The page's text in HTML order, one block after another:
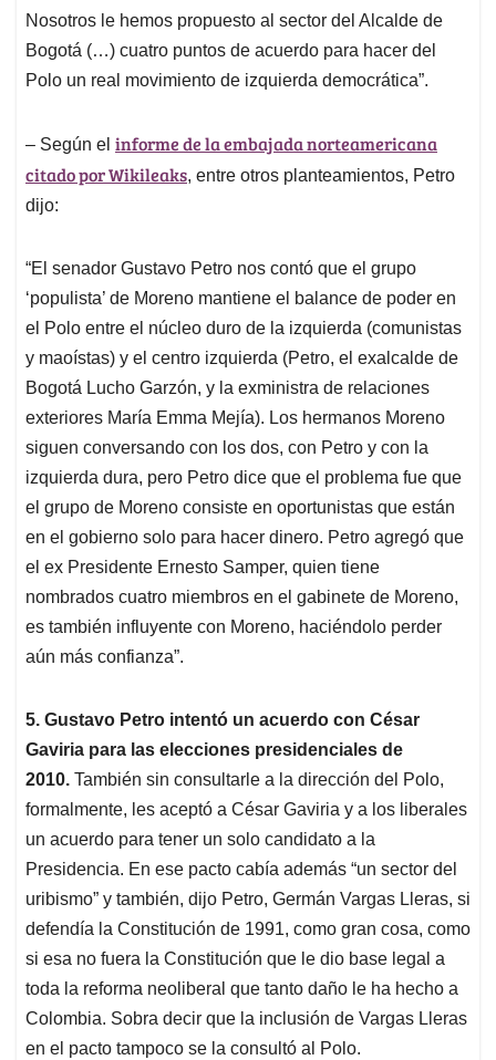
Nosotros le hemos propuesto al sector del Alcalde de
Bogotá (…) cuatro puntos de acuerdo para hacer del
Polo un real movimiento de izquierda democrática”.
– Según el informe de la embajada norteamericana
citado por Wikileaks, entre otros planteamientos, Petro
dijo:
“El senador Gustavo Petro nos contó que el grupo
‘populista’ de Moreno mantiene el balance de poder en
el Polo entre el núcleo duro de la izquierda (comunistas
y maoístas) y el centro izquierda (Petro, el exalcalde de
Bogotá Lucho Garzón, y la exministra de relaciones
exteriores María Emma Mejía). Los hermanos Moreno
siguen conversando con los dos, con Petro y con la
izquierda dura, pero Petro dice que el problema fue que
el grupo de Moreno consiste en oportunistas que están
en el gobierno solo para hacer dinero. Petro agregó que
el ex Presidente Ernesto Samper, quien tiene
nombrados cuatro miembros en el gabinete de Moreno,
es también influyente con Moreno, haciéndolo perder
aún más confianza”.
5. Gustavo Petro intentó un acuerdo con César
Gaviria para las elecciones presidenciales de
2010. También sin consultarle a la dirección del Polo,
formalmente, les aceptó a César Gaviria y a los liberales
un acuerdo para tener un solo candidato a la
Presidencia. En ese pacto cabía además “un sector del
uribismo” y también, dijo Petro, Germán Vargas Lleras, si
defendía la Constitución de 1991, como gran cosa, como
si esa no fuera la Constitución que le dio base legal a
toda la reforma neoliberal que tanto daño le ha hecho a
Colombia. Sobra decir que la inclusión de Vargas Lleras
en el pacto tampoco se la consultó al Polo.